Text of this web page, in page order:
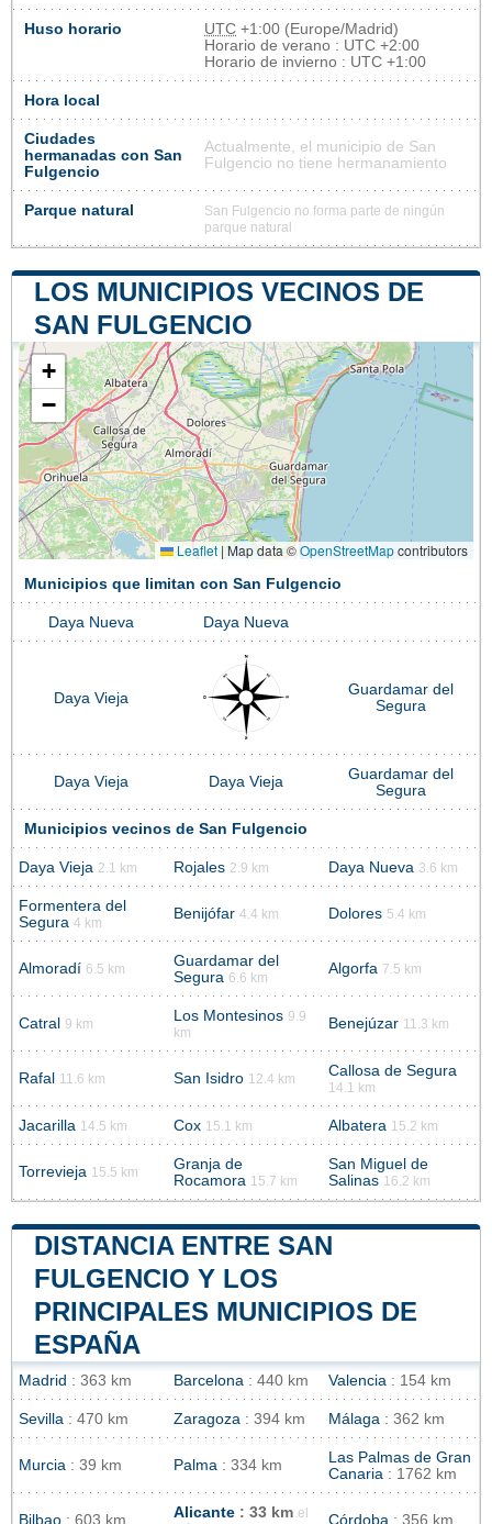
Huso horario UTC +1:00 (Europe/Madrid)
Horario de verano : UTC +2:00
Horario de invierno : UTC +1:00
Hora local
Ciudades
hermanadas con San
Fulgencio
Actualmente, el municipio de San
Fulgencio no tiene hermanamiento
Parque natural
San Fulgencio no forma parte de ningún
parque natural
LOS MUNICIPIOS VECINOS DE
SAN FULGENCIO
+
−
Leaflet |Map data ©OpenStreetMapcontributors
Municipios que limitan con San Fulgencio
Daya Nueva Daya Nueva
Daya Vieja
Guardamar del
Segura
Daya Vieja Daya Vieja
Guardamar del
Segura
Municipios vecinos de San Fulgencio
Daya Vieja 2.1 km Rojales 2.9 km Daya Nueva 3.6 km
Formentera del
Segura 4 km
Benijófar 4.4 km Dolores 5.4 km
Almoradí 6.5 km
Guardamar del
Segura 6.6 km
Algorfa 7.5 km
Catral 9 km Los Montesinos 9.9
km
Benejúzar 11.3 km
Rafal 11.6 km San Isidro 12.4 km Callosa de Segura
14.1 km
Jacarilla 14.5 km Cox 15.1 km Albatera 15.2 km
Torrevieja 15.5 km
Granja de
Rocamora 15.7 km
San Miguel de
Salinas 16.2 km
DISTANCIA ENTRE SAN
FULGENCIO Y LOS
PRINCIPALES MUNICIPIOS DE
ESPAÑA
Madrid : 363 km Barcelona : 440 km Valencia : 154 km
Sevilla : 470 km Zaragoza : 394 km Málaga : 362 km
Murcia : 39 km Palma : 334 km
Las Palmas de Gran
Canaria : 1762 km
Bilbao : 603 km Alicante : 33 km el
Córdoba : 356 km